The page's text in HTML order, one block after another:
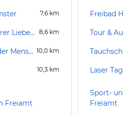
7,6 km
Wallfahrtskirche Unserer Lieben Frau vom Hörnleberg 8,6 km
Stationenweg - Weg der Menschwerdung 10,0 km
10,3 km
Freiamt
Freibad
Tour &
Laser
Sport-
Freiamt